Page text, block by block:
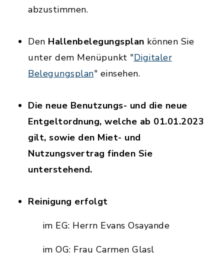
abzustimmen.
Den Hallenbelegungsplan können Sie
unter dem Menüpunkt "Digitaler
Belegungsplan" einsehen.
Die neue Benutzungs- und die neue
Entgeltordnung, welche ab 01.01.2023
gilt, sowie den Miet- und
Nutzungsvertrag finden Sie
unterstehend.
Reinigung erfolgt
im EG: Herrn Evans Osayande
im OG: Frau Carmen Glasl